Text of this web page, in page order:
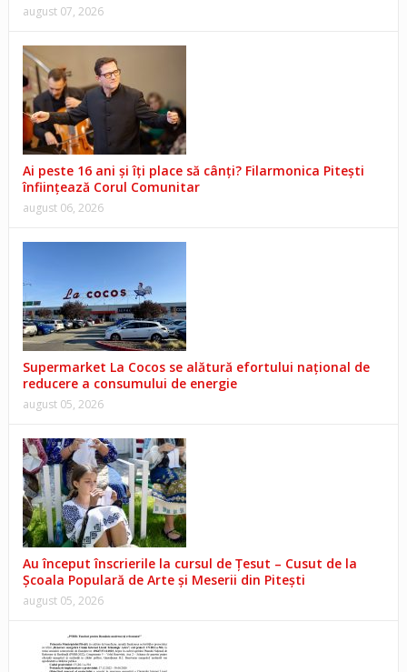
august 07, 2026
Ai peste 16 ani și îți place să cânți? Filarmonica Pitești
înființează Corul Comunitar
august 06, 2026
Supermarket La Cocos se alătură efortului național de
reducere a consumului de energie
august 05, 2026
Au început înscrierile la cursul de Țesut – Cusut de la
Școala Populară de Arte și Meserii din Pitești
august 05, 2026